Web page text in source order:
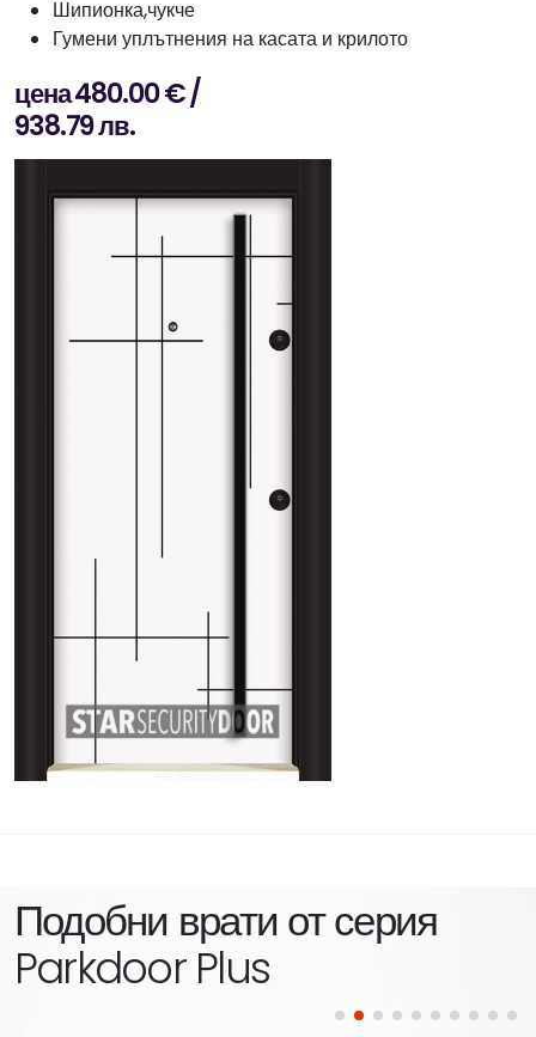
Шипионка,чукче
Гумени уплътнения на касата и крилото
цена 480.00 € /
938.79 лв.
Подобни врати от серия
Parkdoor Plus